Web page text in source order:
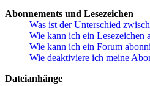
Abonnements und Lesezeichen
Was ist der Unterschied
Wie kann ich ein Lesezeichen
Wie kann ich ein Forum
Wie deaktiviere ich meine
Dateianhänge